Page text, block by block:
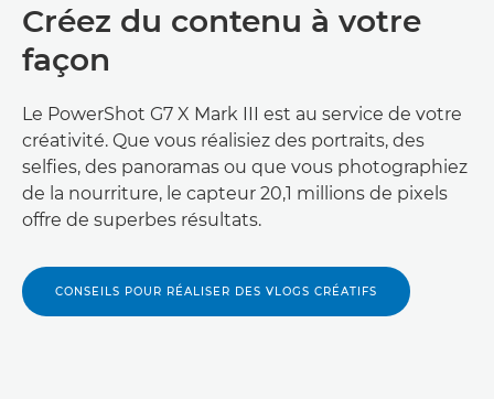
Créez du contenu à votre
façon
Le PowerShot G7 X Mark III est au service de votre
créativité. Que vous réalisiez des portraits, des
selfies, des panoramas ou que vous photographiez
de la nourriture, le capteur 20,1 millions de pixels
offre de superbes résultats.
CONSEILS POUR RÉALISER DES VLOGS CRÉATIFS